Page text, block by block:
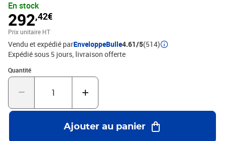
En stock
292,42€
Prix unitaire HT
Vendu et expédié parEnveloppeBulle4.61/5(514)
Expédié sous 5 jours livraison offerte
Quantité
Quantité : 1
Ajouter au panier